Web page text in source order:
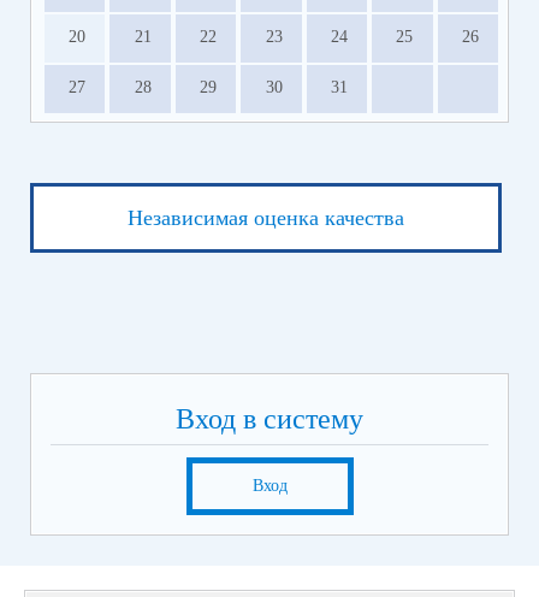
20 21 22 23 24 25 26
27 28 29 30 31
Независимая оценка качества
Вход в систему
Вход